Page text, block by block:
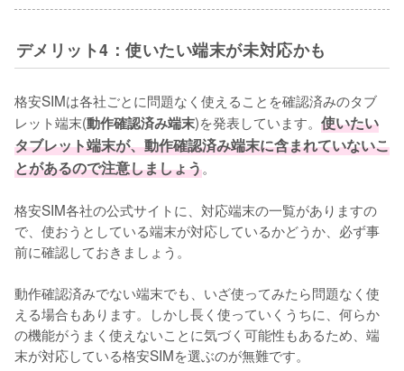
デメリット4：使いたい端末が未対応かも
格安SIMは各社ごとに問題なく使えることを確認済みのタブ
レット端末(動作確認済み端末)を発表しています。 使いたい
タブレット端末が、動作確認済み端末に含まれていないこ
とがあるので注意しましょう。
格安SIM各社の公式サイトに、対応端末の一覧がありますの
で、使おうとしている端末が対応しているかどうか、必ず事
前に確認しておきましょう。
動作確認済みでない端末でも、いざ使ってみたら問題なく使
える場合もあります。しかし長く使っていくうちに、何らか
の機能がうまく使えないことに気づく可能性もあるため、端
末が対応している格安SIMを選ぶのが無難です。